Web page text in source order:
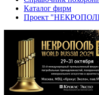
Каталог фирм
Проект